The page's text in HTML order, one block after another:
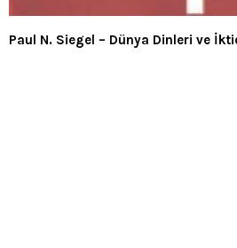
Paul N. Siegel – Dünya Dinleri ve